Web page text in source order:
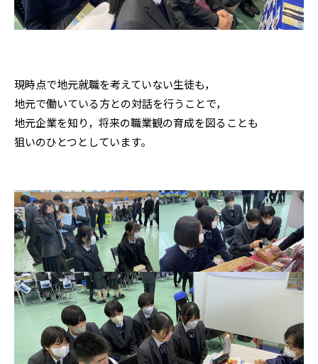
現時点で地元就職を考えていない生徒も，
地元で働いている方との対話を行うことで，
地元企業を知り，将来の職業観の育成を図ることも
狙いのひとつとしています。